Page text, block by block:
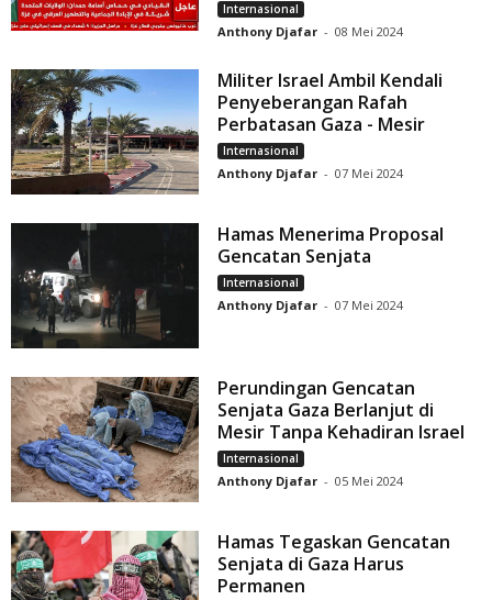
Internasional
Anthony Djafar - 08 Mei 2024
Militer Israel Ambil Kendali
Penyeberangan Rafah
Perbatasan Gaza - Mesir
Internasional
Anthony Djafar - 07 Mei 2024
Hamas Menerima Proposal
Gencatan Senjata
Internasional
Anthony Djafar - 07 Mei 2024
Perundingan Gencatan
Senjata Gaza Berlanjut di
Mesir Tanpa Kehadiran Israel
Internasional
Anthony Djafar - 05 Mei 2024
Hamas Tegaskan Gencatan
Senjata di Gaza Harus
Permanen